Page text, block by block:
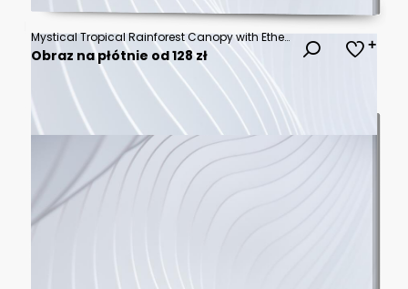
Mystical Tropical Rainforest Canopy with Ethereal Golden Sunbeams Piercing Through Thick Emerald Mist and Lush Verdant Foliage - Serene Pristine Jungle Wilderness Landscape
Obraz na płótnie od 128 zł